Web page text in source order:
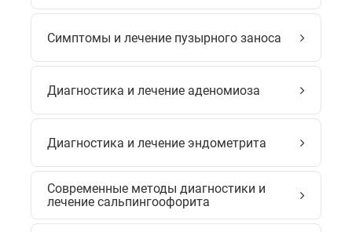
Симптомы и лечение пузырного заноса
Диагностика и лечение аденомиоза
Диагностика и лечение эндометрита
Современные методы диагностики и
лечение сальпингоофорита